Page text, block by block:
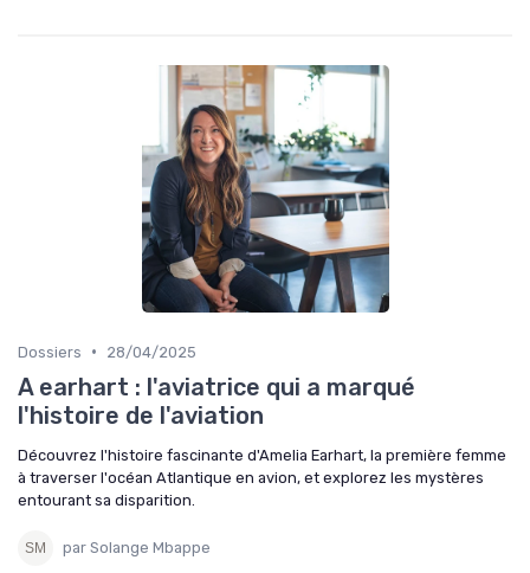
Dossiers • 28/04/2025
A earhart : l'aviatrice qui a marqué
l'histoire de l'aviation
Découvrez l'histoire fascinante d'Amelia Earhart, la première femme
à traverser l'océan Atlantique en avion, et explorez les mystères
entourant sa disparition.
par Solange Mbappe